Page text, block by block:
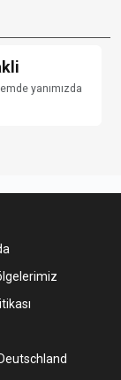
yanımızda